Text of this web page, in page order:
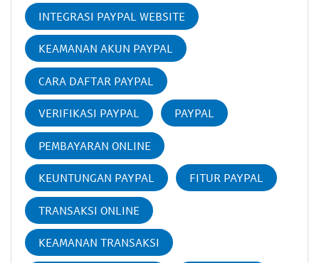
INTEGRASI PAYPAL WEBSITE
KEAMANAN AKUN PAYPAL
CARA DAFTAR PAYPAL
VERIFIKASI PAYPAL PAYPAL
PEMBAYARAN ONLINE
KEUNTUNGAN PAYPAL FITUR PAYPAL
TRANSAKSI ONLINE
KEAMANAN TRANSAKSI